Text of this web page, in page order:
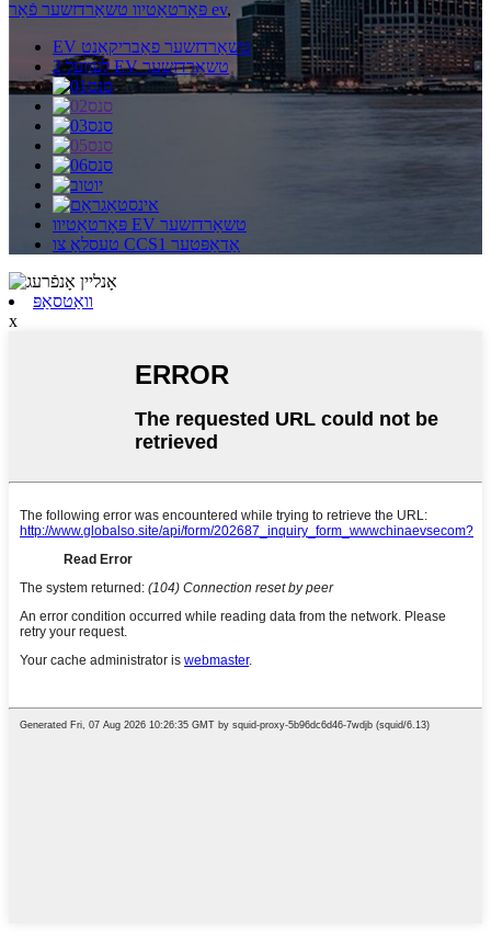
פּאָרטאַטיוו טשאַרדזשער פֿאַר ev,
EV טשאַרדזשער פאַבריקאַנט
לעוועל 2 EV טשאַרדזשער
פּאָרטאַטיוו EV טשאַרדזשער
טעסלאַ צו CCS1 אַדאַפּטער
וואַטסאַפּ
x